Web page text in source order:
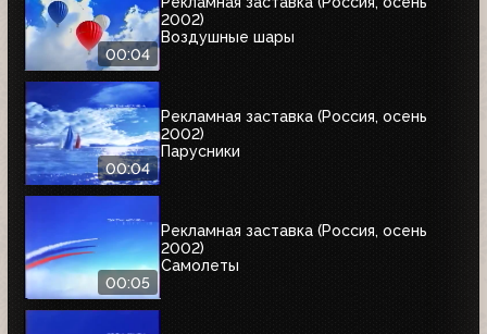
00:04
2002)
Воздушные шары
00:04
Рекламная заставка (Россия, осень
2002)
Парусники
00:05
Рекламная заставка (Россия, осень
2002)
Самолеты